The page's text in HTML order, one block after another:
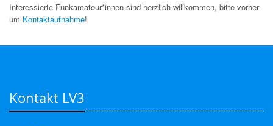
Interessierte Funkamateur*innen sind herzlich willkommen, bitte vorher
um Kontaktaufnahme!
Kontakt LV3